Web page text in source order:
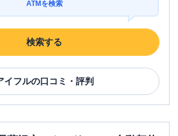
ATMを検索
検索する
イフルの口コミ・評判